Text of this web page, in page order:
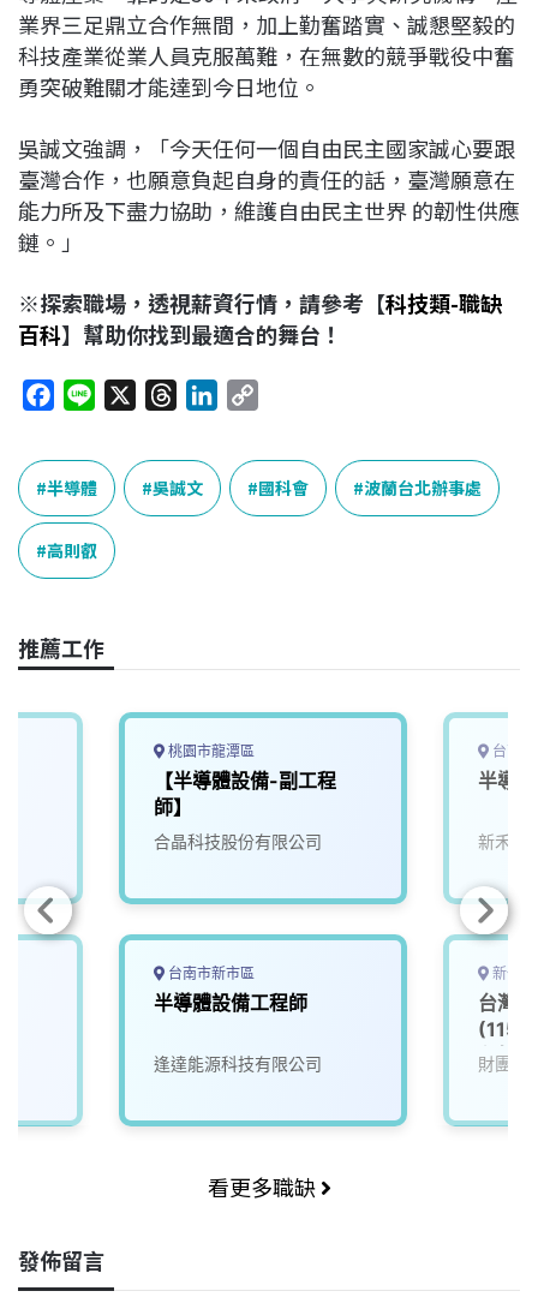
業界三足鼎立合作無間，加上勤奮踏實、誠懇堅毅的
科技產業從業人員克服萬難，在無數的競爭戰役中奮
勇突破難關才能達到今日地位。
吳誠文強調，「今天任何一個自由民主國家誠心要跟
臺灣合作，也願意負起自身的責任的話，臺灣願意在
能力所及下盡力協助，維護自由民主世界 的韌性供應
鏈。」
※探索職場，透視薪資行情，請參考【科技類-職缺
百科】幫助你找到最適合的舞台！
c
e
b
o
o
n
e
r
e
a
k
p
y
L
半導體 吳誠文 國科會 波蘭台北辦事處
高則叡
推薦工作
桃園市龍潭區
【半導體設備-副工程
師】
合晶科技股份有限公司
台南市新市區
半導體設備工程師
逢達能源科技有限公司
台南
半導
新禾應
新竹
台灣
(115-
程師_
財團法
看更多職缺
發佈留言